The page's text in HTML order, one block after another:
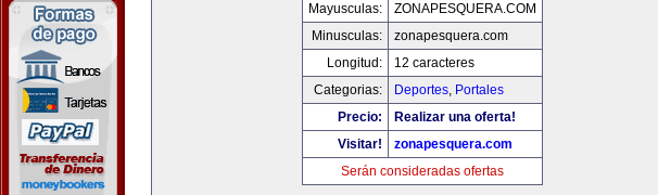
Mayusculas:
ZONAPESQUERA.COM
Minusculas:
zonapesquera.com
Longitud:
12 caracteres
Categorias:
Deportes, Portales
Precio:
Realizar una oferta!
Visitar!
zonapesquera.com
Serán consideradas ofertas